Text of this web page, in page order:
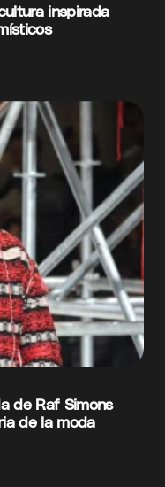
inspirada
de Raf Simons
de la moda